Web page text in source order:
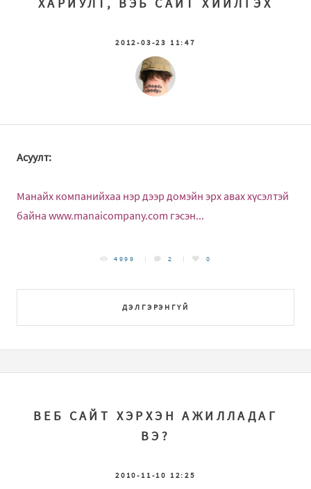
ХАРИУЛТ, ВЭБ САЙТ ХИЙЛГЭХ
2012-03-23 11:47
Асуулт:
Манайх компанийхаа нэр дээр домэйн эрх авах хүсэлтэй
байна www.manaicompany.com гэсэн...
ДЭЛГЭРЭНГҮЙ
4999 2 0
ВЕБ САЙТ ХЭРХЭН АЖИЛЛАДАГ
ВЭ?
2010-11-10 12:25